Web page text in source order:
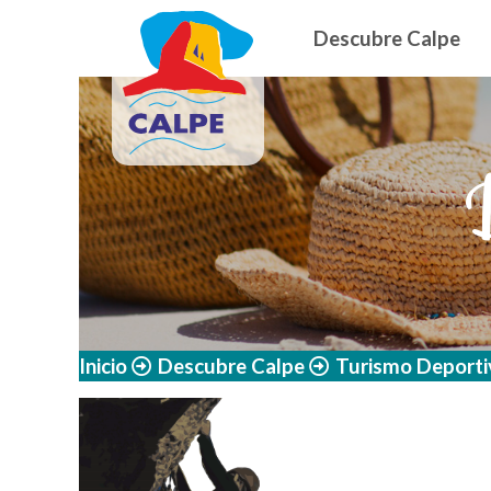
Pasar al contenido principal
Descubre Calpe
Inicio Descubre Calpe Turismo